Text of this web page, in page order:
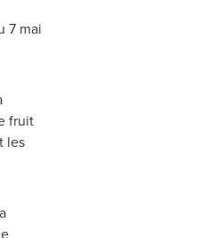
7 mai
fruit
les